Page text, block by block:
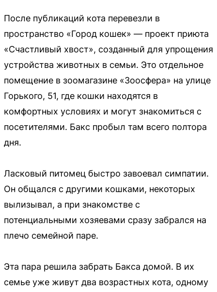
После публикаций кота перевезли в
пространство «Город кошек» — проект приюта
«Счастливый хвост», созданный для упрощения
устройства животных в семьи. Это отдельное
помещение в зоомагазине «Зоосфера» на улице
Горького, 51, где кошки находятся в
комфортных условиях и могут знакомиться с
посетителями. Бакс пробыл там всего полтора
дня.
Ласковый питомец быстро завоевал симпатии.
Он общался с другими кошками, некоторых
вылизывал, а при знакомстве с
потенциальными хозяевами сразу забрался на
плечо семейной паре.
Эта пара решила забрать Бакса домой. В их
семье уже живут два возрастных кота, одному